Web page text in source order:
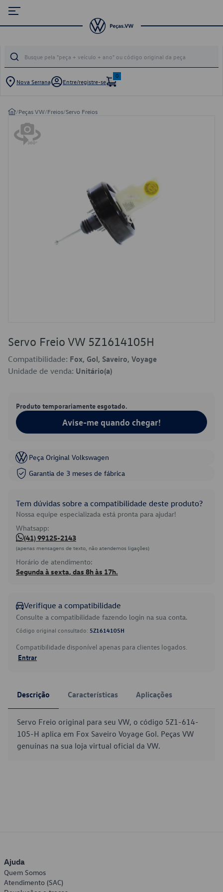
Nova Serrana Entre/registre-se
0
/Peças VW/Freios/Servo Freios
Servo Freio VW 5Z1614105H
Compatibilidade: Fox, Gol, Saveiro, Voyage
Unidade de venda: Unitário(a)
Produto temporariamente esgotado.
Avise-me quando chegar!
Peça Original Volkswagen
Garantia de 3 meses de fábrica
Tem dúvidas sobre a compatibilidade deste produto?
Nossa equipe especializada está pronta para ajudar!
Whatsapp:
(41) 99125-2143
(apenas mensagens de texto, não atendemos ligações)
Horário de atendimento:
Segunda à sexta, das 8h às 17h.
Verifique a compatibilidade
Consulte a compatibilidade fazendo login na sua conta.
Código original consultado: 5Z1614105H
Compatibilidade disponível apenas para clientes logados.
Entrar
Descrição Características Aplicações
Servo Freio original para seu VW, o código 5Z1-614-
105-H aplica em Fox Saveiro Voyage Gol. Peças VW
genuínas na sua loja virtual oficial da VW.
Ajuda
Quem Somos
Atendimento (SAC)